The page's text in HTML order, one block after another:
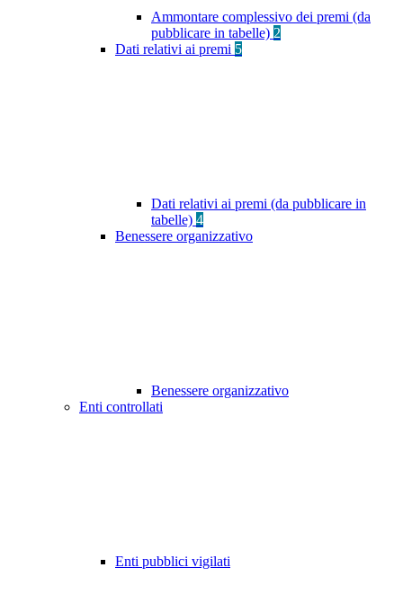
Ammontare complessivo dei premi (da
pubblicare in tabelle) 2
Dati relativi ai premi 5
Dati relativi ai premi (da pubblicare in
tabelle) 4
Benessere organizzativo
Benessere organizzativo
Enti controllati
Enti pubblici vigilati